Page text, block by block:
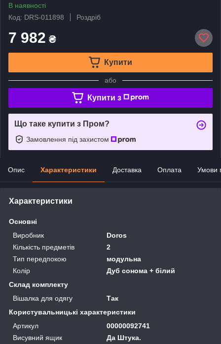
В наявності
Код: DRS-011898
Роздріб
7 982 ₴
Купити
або
Купити з
Що таке купити з Пром?
Замовлення під захистом
Опис Характеристики Доставка Оплата Умови
Характеристики
Основні
Виробник
Doros
Кількість предметів
2
Тип передпокою
модульна
Колір
Дуб сонома + білий
Склад комплекту
Вішалка для одягу
Так
Користувальницькі характеристики
Артикул
00000092741
Висувний ящик
Да Штука.